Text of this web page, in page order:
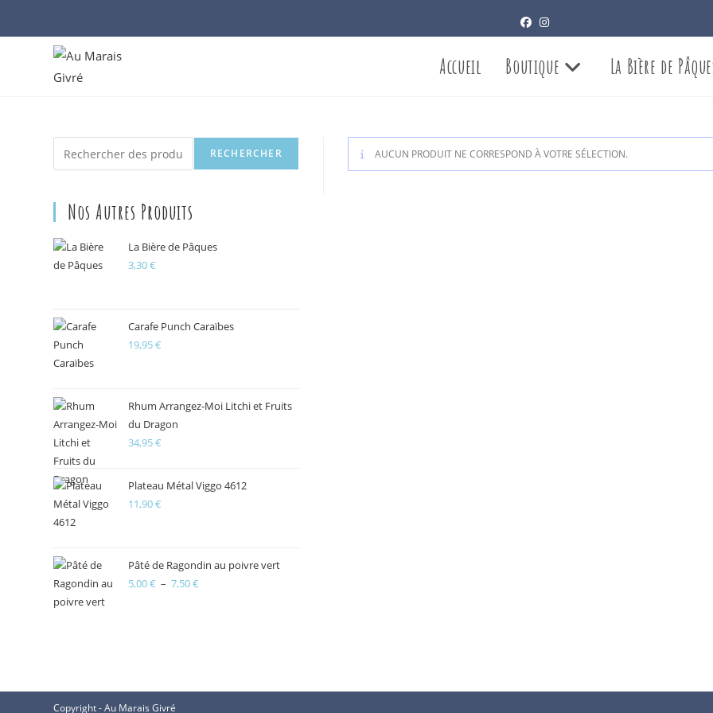
Accueil Boutique La Bière de
AUCUN PRODUIT NE CORRESPOND À VOTRE SÉLECTION.
Rechercher RECHERCHER
Nos Autres Produits
La Bière de Pâques
3,30€
Carafe Punch Caraïbes
19,95€
Rhum Arrangez-Moi Litchi et Fruits
du Dragon
34,95€
Plateau Métal Viggo 4612
11,90€
Pâté de Ragondin au poivre vert
5,00€ – 7,50€
Copyright - Au Marais Givré